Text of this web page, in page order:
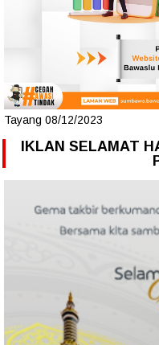
Tayang 08/12/2023
IKLAN SELAMAT